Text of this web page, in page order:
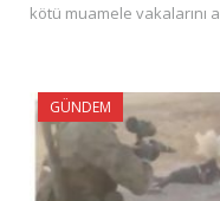
kötü muamele vakalarını
GÜNDEM